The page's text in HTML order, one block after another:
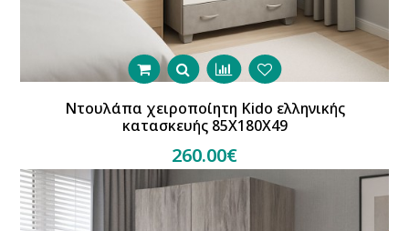
Ντουλάπα χειροποίητη Kido ελληνικής
κατασκευής 85Χ180Χ49
260.00€